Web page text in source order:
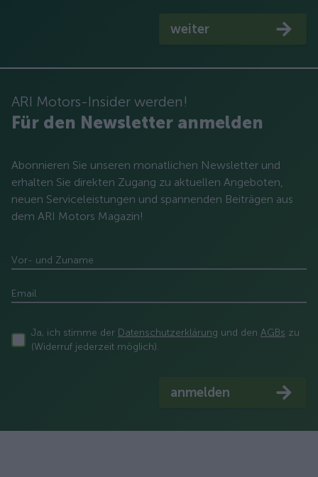
weiter
ARI Motors-Insider werden!
Für den Newsletter anmelden
Abonnieren Sie unseren monatlichen Newsletter und
erhalten Sie direkten Zugang zu aktuellen Angeboten,
neuen Serviceleistungen und spannenden Beiträgen aus
dem ARI Motors Magazin!
Vor- und Zuname
Email
Ja, ich stimme der Datenschutzerklärung und den AGBs zu
(Widerruf jederzeit möglich).
anmelden